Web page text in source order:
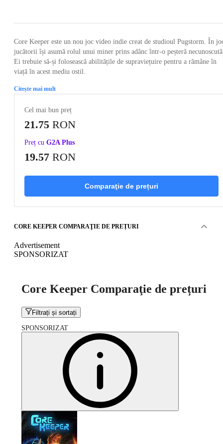
Core Keeper este un nou joc video indie creat de studioul Pugstorm. În
jucătorii își asumă rolul unui miner prins adânc într-o peșteră
Ei trebuie să-și folosească abilitățile de supraviețuire pentru a rămâne în
viață în acest mediu ostil.
Citește mai mult
Cel mai bun preț
21.75 RON
Preț cu G2A Plus
19.57 RON
Comparaţie de prețuri
CORE KEEPER COMPARAŢIE DE PREȚURI
Advertisement
SPONSORIZAT
Core Keeper Comparaţie de prețuri
Filtrați și sortați
SPONSORIZAT